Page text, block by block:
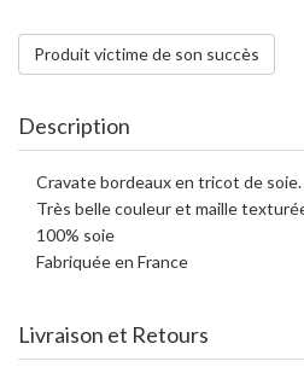
Produit victime de son succès
Description
Cravate bordeaux en tricot de soie.
Très belle couleur et maille
100% soie
Fabriquée en France
Livraison et Retours